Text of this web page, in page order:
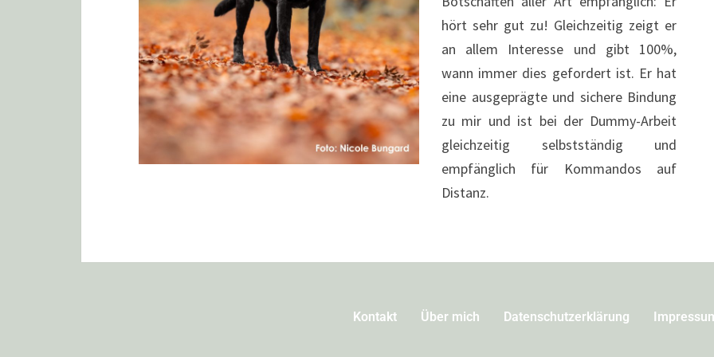
hört sehr gut zu! Gleichzeitig zeigt er
an allem Interesse und gibt 100%,
wann immer dies gefordert ist. Er hat
eine ausgeprägte und sichere Bindung
zu mir und ist bei der Dummy-Arbeit
gleichzeitig selbstständig und
empfänglich für Kommandos auf
Distanz.
Kontakt Über mich Datenschutzerklärung